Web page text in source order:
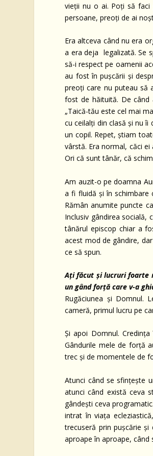
vieții nu o ai. Poți să faci
persoane, preoți de ai
Era altceva când nu era
a era deja legalizată. Se
să-i respect pe oamenii
au fost în pușcării și
preoți care nu puteau să
fost de hăituită. De
„Taică-tău este cel mai
cu ceilalți din clasă și nu îi
un copil. Repet, știam
vârstă. Era normal, căci
Ori că sunt tânăr, că
Am auzit-o pe doamna
a fi fluidă și în schimbare
Rămân anumite puncte
Inclusiv gândirea socială,
tânărul episcop chiar a
acest mod de gândire,
ce să spun.
Ați făcut și lucruri foarte
un gând forță care v-a
Rugăciunea și Domnul.
cameră, primul lucru pe
Și apoi Domnul.
Gândurile mele de forță
trec și de momentele de
Atunci când se sfințește
atunci când există ceva
gândești ceva
intrat în viața
trecuseră prin pușcărie
aproape în aproape, când